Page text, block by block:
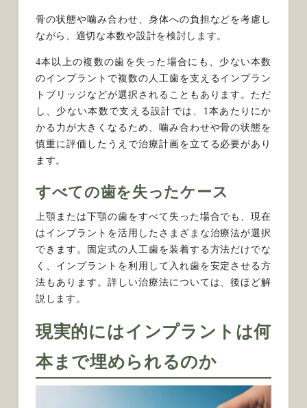
骨の状態や噛み合わせ、身体への負担などを考慮し
ながら、適切な本数や設計を検討します。
4本以上の複数の歯を失った場合にも、少ない本数
のインプラントで複数の人工歯を支えるインプラン
トブリッジなどが選択されることもあります。ただ
し、少ない本数で支える設計では、1本あたりにか
かる力が大きくなるため、噛み合わせや骨の状態を
慎重に評価したうえで治療計画を立てる必要があり
ます。
すべての歯を失ったケース
上顎または下顎の歯をすべて失った場合でも、現在
はインプラントを活用したさまざまな治療法が選択
できます。固定式の人工歯を装着する方法だけでな
く、インプラントを利用して入れ歯を安定させる方
法もあります。詳しい治療法については、後ほど解
説します。
現実的にはインプラントは何
本まで埋められるのか